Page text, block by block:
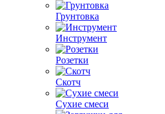
Грунтовка
Инструмент
Розетки
Скотч
Сухие смеси